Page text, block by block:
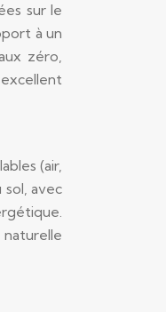
sur le
à un
zéro,
(air,
avec